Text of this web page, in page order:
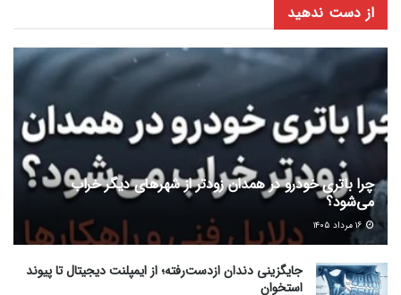
از دست ندهید
چرا باتری خودرو در همدان زودتر از شهرهای دیگر خراب
می‌شود؟
جایگزینی دندان ازدست‌رفته؛ از ایمپلنت دیجیتال تا پیوند
استخوان